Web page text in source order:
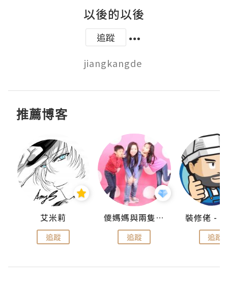
以後的以後
追蹤
jiangkangde
推薦博客
艾米莉
追蹤
儍媽媽與兩隻小魔怪之家
追蹤 追蹤